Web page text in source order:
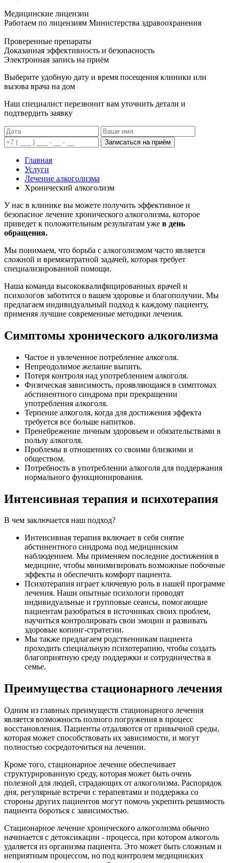
Медицинские лицензии
Работаем по лицензиям Министерства здравоохранения
Проверенные препараты
Доказанная эффективность и безопасность
Электронная запись на приём
Выберите удобную дату и время посещения клиники или
вызова врача на дом
Наш специалист перезвонит вам уточнить детали и
подтвердить заявку
Записаться на приём
Главная
Услуги
Лечение алкоголизма
Хронический алкоголизм
У нас в клинике вы можете получить эффективное и
безопасное лечение хронического алкоголизма, которое
приведет к положительным результатам уже в день
обращения.
Мы понимаем, что борьба с алкоголизмом часто является
сложной и времязатратной задачей, которая требует
специализированной помощи.
Наша команда высококвалифицированных врачей и
психологов заботится о вашем здоровье и благополучии. Мы
предлагаем индивидуальный подход к каждому пациенту,
применяя лучшие современные методики лечения.
Симптомы хронического алкоголизма
Частое и увлеченное потребление алкоголя.
Непреодолимое желание выпить.
Потеря контроля над употреблением алкоголя.
Физическая зависимость, проявляющаяся в симптомах
абстинентного синдрома при прекращении
употребления алкоголя.
Терпение алкоголя, когда для достижения эффекта
требуется все больше напитков.
Пренебрежение личным здоровьем и обязательствами в
пользу алкоголя.
Проблемы в отношениях со своими близкими и
обществом.
Потребность в употреблении алкоголя для поддержания
нормального функционирования.
Интенсивная терапия и психотерапия
В чем заключается наш подход?
Интенсивная терапия включает в себя снятие
абстинентного синдрома под медицинским
наблюдением. Мы применяем последние достижения в
медицине, чтобы минимизировать возможные побочные
эффекты и обеспечить комфорт пациента.
Психотерапия играет ключевую роль в нашей программе
лечения. Наши опытные психологи проводят
индивидуальные и групповые сеансы, помогающие
пациентам разобраться в источниках своих проблем,
научиться контролировать свои эмоции и развивать
здоровые копинг-стратегии.
Мы также предлагаем родственникам пациента
проходить специальную психотерапию, чтобы создать
благоприятную среду поддержки и сотрудничества в
семье.
Преимущества стационарного лечения
Одним из главных преимуществ стационарного лечения
является возможность полного погружения в процесс
восстановления. Пациенты отдаляются от привычной среды,
которая может способствовать их зависимости, и могут
полностью сосредоточиться на лечении.
Кроме того, стационарное лечение обеспечивает
структурированную среду, которая может быть очень
полезной для людей, страдающих от алкоголизма. Распорядок
дня, регулярные встречи с терапевтами и поддержка со
стороны других пациентов могут помочь укрепить решимость
пациента бороться с зависимостью.
Стационарное лечение хронического алкоголизма обычно
начинается с детоксикации - процесса, при котором алкоголь
удаляется из организма пациента. Это может быть сложным и
неприятным процессом, но под контролем медицинских